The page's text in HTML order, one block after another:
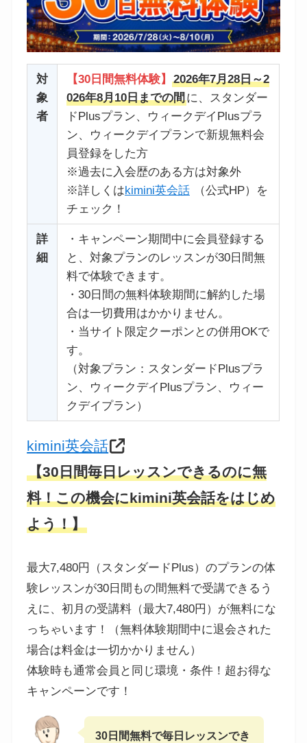
対
象
者
【30日間無料体験】
2026年7月28日～2
026年8月10日までの間に、スタンダー
ドPlusプラン、ウィークデイPlusプラ
ン、ウィークデイプランで新規無料会
員登録をした方
※過去に入会歴のある方は対象外
※詳しくはkimini英会話
（公式HP）を
チェック！
詳
細
・キャンペーン期間中に会員登録する
と、対象プランのレッスンが30日間無
料で体験できます。
・30日間の無料体験期間に解約した場
合は一切費用はかかりません。
・当サイト限定クーポンとの併用OKで
す。
（対象プラン：スタンダードPlusプラ
ン、ウィークデイPlusプラン、ウィー
クデイプラン）
kimini英会話
【30日間毎日レッスンできるのに無
料！この機会にkimini英会話をはじめ
よう！】
最大7,480円（スタンダードPlus）のプランの体
験レッスンが30日間もの間無料で受講できるう
えに、初月の受講料（最大7,480円）が無料にな
っちゃいます！（無料体験期間中に退会された
場合は料金は一切かかりません）
体験時も通常会員と同じ環境・条件！超お得な
キャンペーンです！
30日間無料で毎日レッスンでき